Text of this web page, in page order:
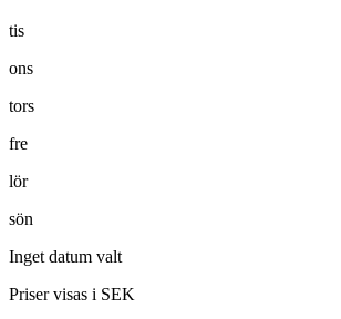
tis
ons
tors
fre
lör
sön
Inget datum valt
Priser visas i SEK